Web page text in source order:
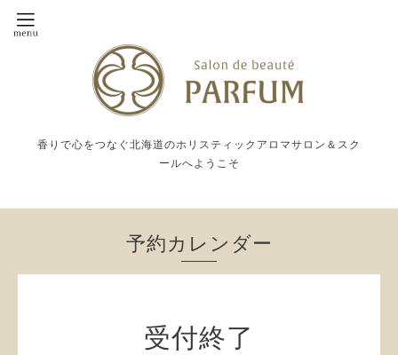
香りで心をつなぐ北海道のホリスティックアロマサロン＆スク
ールへようこそ
予約カレンダー
受付終了